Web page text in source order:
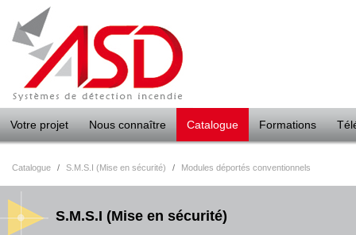
Votre projet Nous connaître Catalogue Formations
Catalogue / S.M.S.I (Mise en sécurité) / Modules déportés conventionnels
S.M.S.I (Mise en sécurité)
Panneau de gestion des cookies